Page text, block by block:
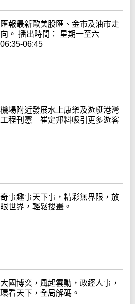
匯報最新歐美股匯、金市及油市走
向。 播出時間： 星期一至六
06:35-06:45
機場附近發展水上康樂及遊艇港灣
工程刊憲 崔定邦料吸引更多遊客
奇事趣事天下事，精彩無界限，放
眼世界，輕鬆搜畫。
大國博奕，風起雲動，政經人事，
環看天下，全局解碼。